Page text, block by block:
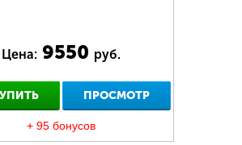
Цена: 9550 руб.
ПРОСМОТР
+ 95 бонусов